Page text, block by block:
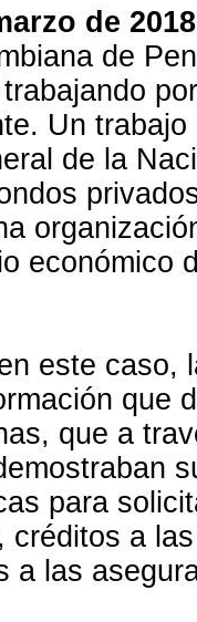
de
de
Un trabajo
de la
económico
este caso,
que
que a
para
créditos a
a las